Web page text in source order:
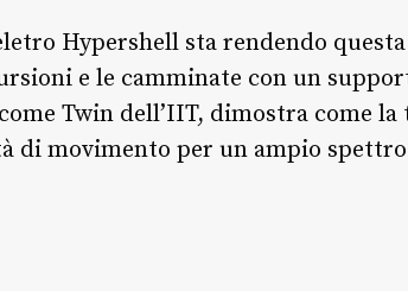
Hypershell sta rendendo
e le camminate con un
Twin dell’IIT, dimostra come
di movimento per un ampio